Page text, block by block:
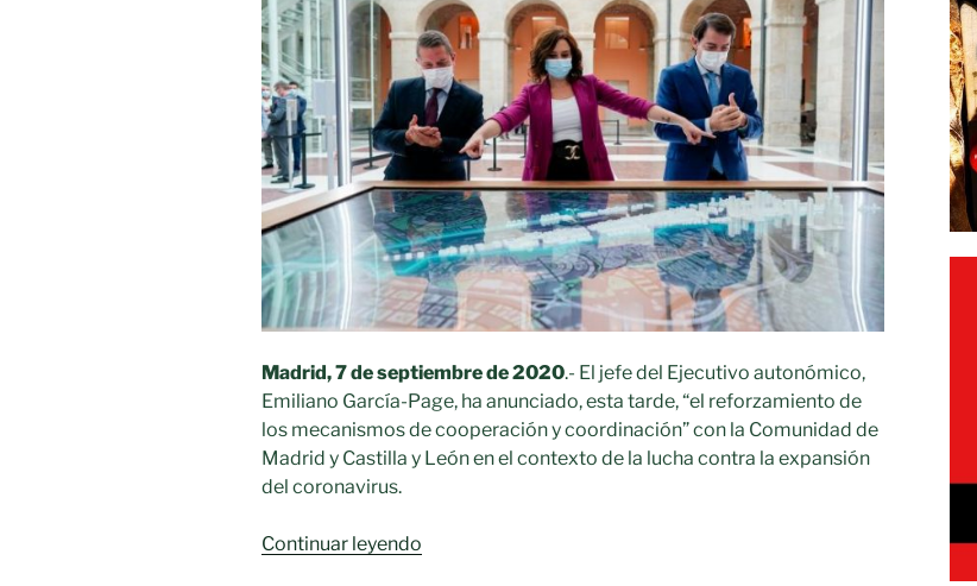
Madrid, 7 de septiembre de 2020.- El jefe del Ejecutivo autonómico,
Emiliano García-Page, ha anunciado, esta tarde, “el reforzamiento de
los mecanismos de cooperación y coordinación” con la Comunidad de
Madrid y Castilla y León en el contexto de la lucha contra la expansión
del coronavirus.
Continuar leyendo